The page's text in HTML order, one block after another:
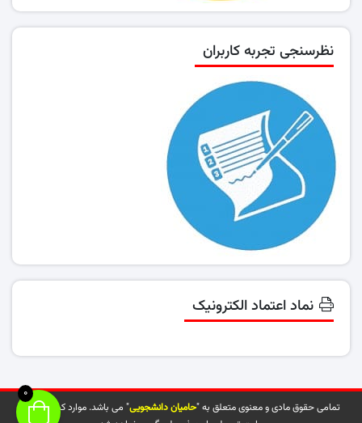
نظرسنجی تجربه کاربران
نماد اعتماد الکترونیک
تمامی حقوق مادی و معنوی متعلق به "حامیان دانشجویی" می باشد. موارد کپی شده از
0